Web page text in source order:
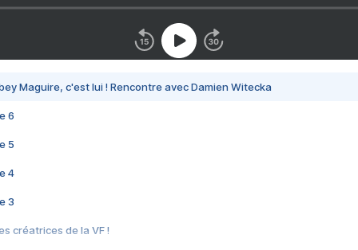
Maguire, c'est lui ! Rencontre avec Damien Witecka
6
5
4
3
créatrices de la VF !